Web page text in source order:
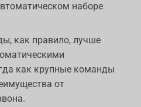
наборе
как правило, лучше
как крупные команды
от